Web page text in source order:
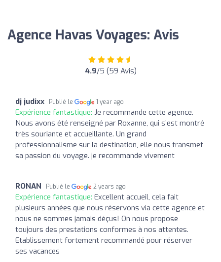
Agence Havas Voyages: Avis
4.9/5 (59 Avis)
dj judixx Publié le 1 year ago
Expérience fantastique: Je recommande cette agence.
Nous avons été renseigné par Roxanne, qui s’est montré
très souriante et accueillante. Un grand
professionnalisme sur la destination, elle nous transmet
sa passion du voyage. je recommande vivement
RONAN Publié le 2 years ago
Expérience fantastique: Excellent accueil, cela fait
plusieurs années que nous réservons via cette agence et
nous ne sommes jamais déçus! On nous propose
toujours des prestations conformes à nos attentes.
Etablissement fortement recommandé pour réserver
ses vacances